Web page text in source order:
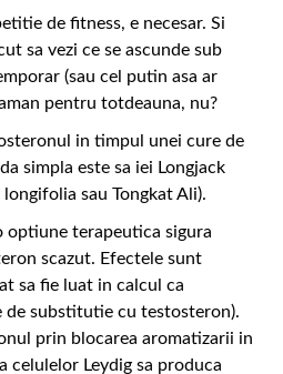
de fitness, e necesar. Si
sa vezi ce se ascunde sub
(sau cel putin asa ar
pentru totdeauna, nu?
in timpul unei cure de
simpla este sa iei Longjack
sau Tongkat Ali).
terapeutica sigura
scazut. Efectele sunt
sa fie luat in calcul ca
de substitutie cu testosteron).
prin blocarea aromatizarii in
celulelor Leydig sa produca